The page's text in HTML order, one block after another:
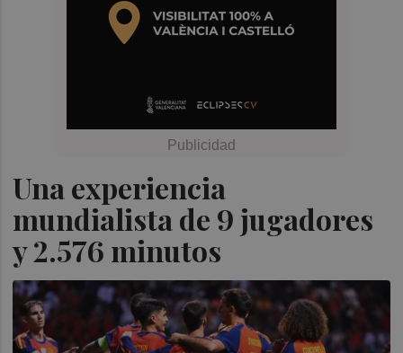
Una experiencia
mundialista de 9 jugadores
y 2.576 minutos